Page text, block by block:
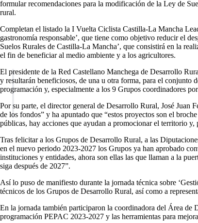
formular recomendaciones para la modificación de la Ley de
rural.
Completan el listado la I Vuelta Ciclista Castilla-La Mancha
gastronomía responsable’, que tiene como objetivo reducir el
Suelos Rurales de Castilla-La Mancha’, que consistirá en la
el fin de beneficiar al medio ambiente y a los agricultores.
El presidente de la Red Castellano Manchega de Desarrollo
y resultarán beneficiosos, de una u otra forma, para el conjunto
programación y, especialmente a los 9 Grupos coordinadores
Por su parte, el director general de Desarrollo Rural, José Juan
de los fondos” y ha apuntado que “estos proyectos son el
públicas, hay acciones que ayudan a promocionar el territorio
Tras felicitar a los Grupos de Desarrollo Rural, a las
en el nuevo periodo 2023-2027 los Grupos ya han aprobado
instituciones y entidades, ahora son ellas las que llaman a la
siga después de 2027”.
Así lo puso de manifiesto durante la jornada técnica sobre
técnicos de los Grupos de Desarrollo Rural, así como a
En la jornada también participaron la coordinadora del Área de
programación PEPAC 2023-2027 y las herramientas para